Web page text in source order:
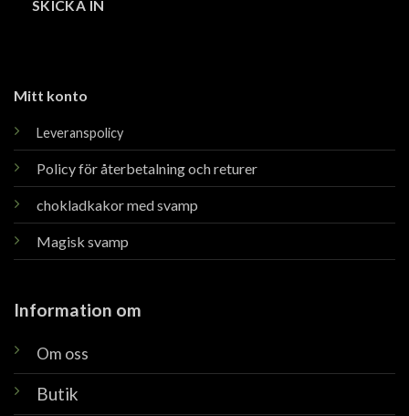
Mitt konto
Leveranspolicy
Policy för återbetalning och returer
chokladkakor med svamp
Magisk svamp
Information om
Om oss
Butik